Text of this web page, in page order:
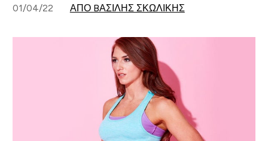
01/04/22 ΑΠΌ BΑΣΊΛΗΣ ΣΚΩΛΊΚΗΣ